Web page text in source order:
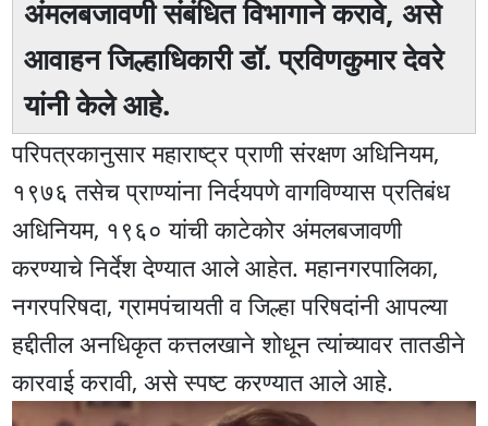
अंमलबजावणी संबंधित विभागाने करावे, असे
आवाहन जिल्हाधिकारी डॉ. प्रविणकुमार देवरे
यांनी केले आहे.
परिपत्रकानुसार महाराष्ट्र प्राणी संरक्षण अधिनियम,
१९७६ तसेच प्राण्यांना निर्दयपणे वागविण्यास प्रतिबंध
अधिनियम, १९६० यांची काटेकोर अंमलबजावणी
करण्याचे निर्देश देण्यात आले आहेत. महानगरपालिका,
नगरपरिषदा, ग्रामपंचायती व जिल्हा परिषदांनी आपल्या
हद्दीतील अनधिकृत कत्तलखाने शोधून त्यांच्यावर तातडीने
कारवाई करावी, असे स्पष्ट करण्यात आले आहे.